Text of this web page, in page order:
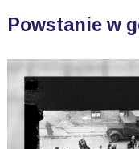
Powstanie w